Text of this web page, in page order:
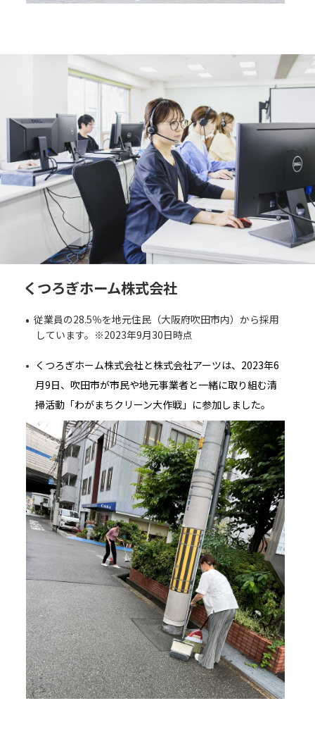
くつろぎホーム株式会社
従業員の28.5％を地元住民（大阪府吹田市内）から採用
しています。※2023年9月30日時点
くつろぎホーム株式会社と株式会社アーツは、2023年6
月9日、吹田市が市民や地元事業者と一緒に取り組む清
掃活動「わがまちクリーン大作戦」に参加しました。